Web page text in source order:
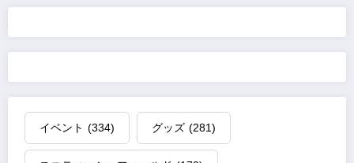
ペ
ー
ジ
送
イベント (334) グッズ (281)